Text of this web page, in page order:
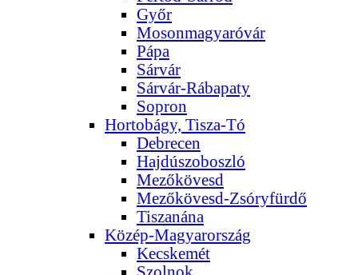
Győr
Mosonmagyaróvár
Pápa
Sárvár
Sárvár-Rábapaty
Sopron
Hortobágy, Tisza-Tó
Debrecen
Hajdúszoboszló
Mezőkövesd
Mezőkövesd-Zsóryfürdő
Tiszanána
Közép-Magyarország
Kecskemét